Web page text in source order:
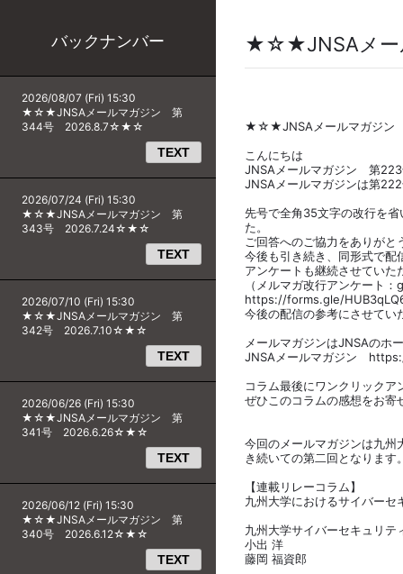
バックナンバー
2026/08/07 (Fri) 15:30
★☆★JNSAメールマガジン 第
344号 2026.8.7☆★☆
TEXT
2026/07/24 (Fri) 15:30
★☆★JNSAメールマガジン 第
343号 2026.7.24☆★☆
TEXT
2026/07/10 (Fri) 15:30
★☆★JNSAメールマガジン 第
342号 2026.7.10☆★☆
TEXT
2026/06/26 (Fri) 15:30
★☆★JNSAメールマガジン 第
341号 2026.6.26☆★☆
TEXT
2026/06/12 (Fri) 15:30
★☆★JNSAメールマガジン 第
340号 2026.6.12☆★☆
TEXT
★☆★JNSAメ
★☆★JNSAメールマガジ
こんにちは
JNSAメールマガジン 第
JNSAメールマガジンは第
先号で全角35文字の改行を
た。
ご回答へのご協力をありがと
今後も引き続き、同形式で配
アンケートも継続させてい
（メルマガ改行アンケート
https://forms.gle/
今後の配信の参考にさせてい
メールマガジンはJNSAのホ
JNSAメールマガジン
コラム最後にワンクリックア
ぜひこのコラムの感想をお寄
今回のメールマガジンは九州
き続いての第二回となります
【連載リレーコラム】
九州大学におけるサイバー
九州大学サイバーセキュリテ
小出 洋
藤岡 福資郎